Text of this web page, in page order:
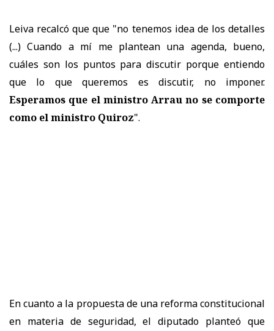
Leiva recalcó que que "no tenemos idea de los detalles
(...) Cuando a mí me plantean una agenda, bueno,
cuáles son los puntos para discutir porque entiendo
que lo que queremos es discutir, no imponer.
Esperamos que el ministro Arrau no se comporte
como el ministro Quiroz".
En cuanto a la propuesta de una reforma constitucional
en materia de seguridad, el diputado planteó que